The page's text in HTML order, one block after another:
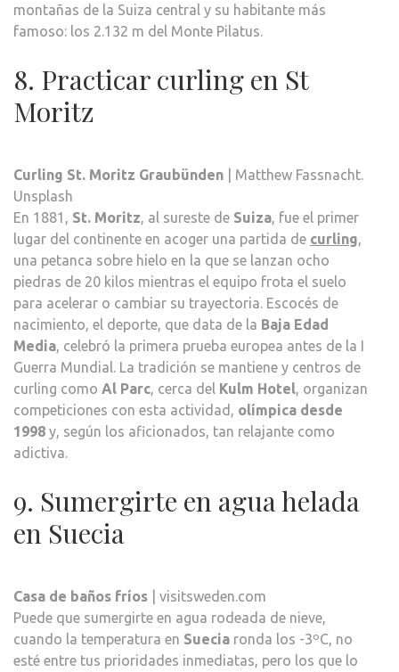
montañas de la Suiza central y su habitante más
famoso: los 2.132 m del Monte Pilatus.
8. Practicar curling en St
Moritz
Curling St. Moritz Graubünden | Matthew Fassnacht.
Unsplash
En 1881, St. Moritz, al sureste de Suiza, fue el primer
lugar del continente en acoger una partida de curling,
una petanca sobre hielo en la que se lanzan ocho
piedras de 20 kilos mientras el equipo frota el suelo
para acelerar o cambiar su trayectoria. Escocés de
nacimiento, el deporte, que data de la Baja Edad
Media, celebró la primera prueba europea antes de la I
Guerra Mundial. La tradición se mantiene y centros de
curling como Al Parc, cerca del Kulm Hotel, organizan
competiciones con esta actividad, olímpica desde
1998 y, según los aficionados, tan relajante como
adictiva.
9. Sumergirte en agua helada
en Suecia
Casa de baños fríos | visitsweden.com
Puede que sumergirte en agua rodeada de nieve,
cuando la temperatura en Suecia ronda los -3ºC, no
esté entre tus prioridades inmediatas, pero los que lo